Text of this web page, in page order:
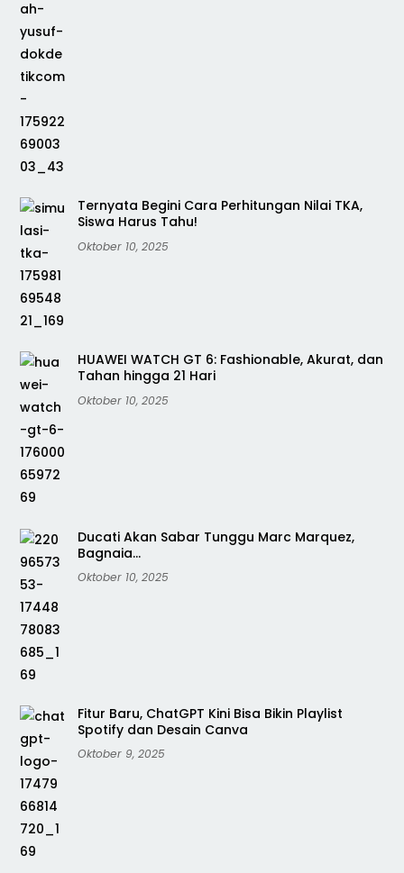
Ternyata Begini Cara Perhitungan Nilai TKA,
Siswa Harus Tahu!
Oktober 10, 2025
HUAWEI WATCH GT 6: Fashionable, Akurat, dan
Tahan hingga 21 Hari
Oktober 10, 2025
Ducati Akan Sabar Tunggu Marc Marquez,
Bagnaia…
Oktober 10, 2025
Fitur Baru, ChatGPT Kini Bisa Bikin Playlist
Spotify dan Desain Canva
Oktober 9, 2025